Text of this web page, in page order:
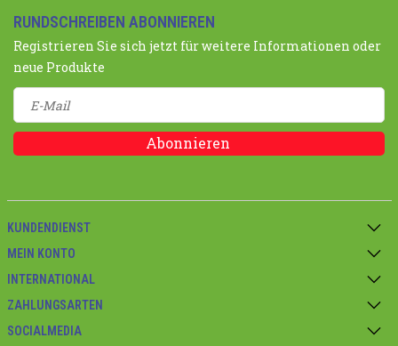
RUNDSCHREIBEN ABONNIEREN
Registrieren Sie sich jetzt für weitere Informationen oder
neue Produkte
Abonnieren
KUNDENDIENST
MEIN KONTO
INTERNATIONAL
ZAHLUNGSARTEN
SOCIALMEDIA